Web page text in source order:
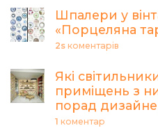
Шпалери у
«Порцеляна
2s коментарів
Які
приміщень з
порад
1 коментар